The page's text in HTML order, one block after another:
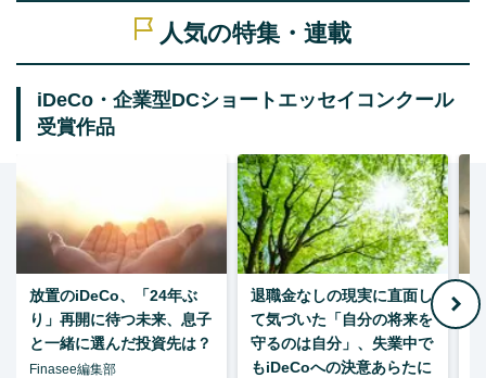
人気の特集・連載
iDeCo・企業型DCショートエッセイコンクール
受賞作品
放置のiDeCo、「24年ぶ
り」再開に待つ未来、息子
と一緒に選んだ投資先は？
Finasee編集部
退職金なしの現実に直面し
て気づいた「自分の将来を
守るのは自分」、失業中で
もiDeCoへの決意あらたに